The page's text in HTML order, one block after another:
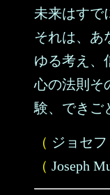
未来はすで
それは、あ
ゆる考え、
心の法則そ
験、できご
（ ジョセ
（ Joseph